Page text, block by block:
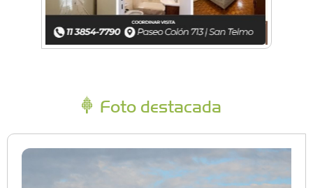
Foto destacada